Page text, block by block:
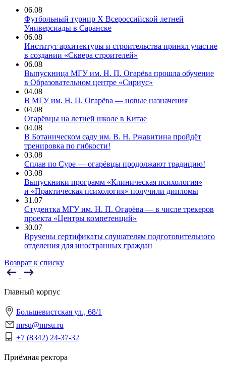
06.08
Футбольный турнир X Всероссийской летней
Универсиады в Саранске
06.08
Институт архитектуры и строительства принял участие
в создании «Сквера строителей»
06.08
Выпускница МГУ им. Н. П. Огарёва прошла обучение
в Образовательном центре «Сириус»
04.08
В МГУ им. Н. П. Огарёва — новые назначения
04.08
Огарёвцы на летней школе в Китае
04.08
В Ботаническом саду им. В. Н. Ржавитина пройдёт
тренировка по гибкости!
03.08
Сплав по Суре — огарёвцы продолжают традицию!
03.08
Выпускники программ «Клиническая психология»
и «Практическая психология» получили дипломы
31.07
Студентка МГУ им. Н. П. Огарёва — в числе трекеров
проекта «Центры компетенций»
30.07
Вручены сертификаты слушателям подготовительного
отделения для иностранных граждан
Возврат к списку
Главный корпус
Большевистская ул., 68/1
mrsu@mrsu.ru
+7 (8342) 24-37-32
Приёмная ректора